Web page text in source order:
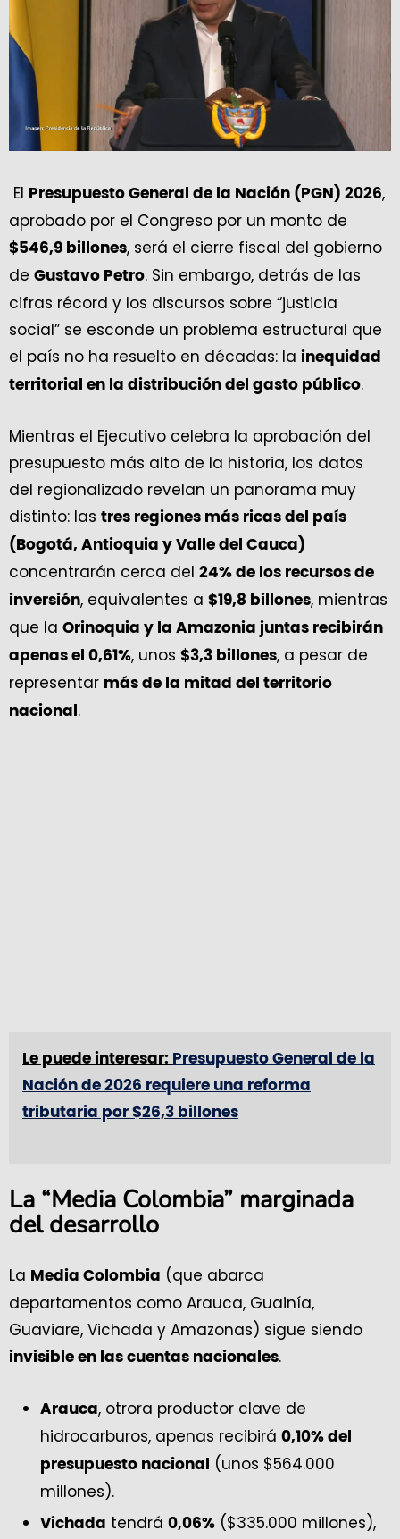
El Presupuesto General de la Nación (PGN) 2026,
aprobado por el Congreso por un monto de
$546,9 billones, será el cierre fiscal del gobierno
de Gustavo Petro. Sin embargo, detrás de las
cifras récord y los discursos sobre “justicia
social” se esconde un problema estructural que
el país no ha resuelto en décadas: la inequidad
territorial en la distribución del gasto público.
Mientras el Ejecutivo celebra la aprobación del
presupuesto más alto de la historia, los datos
del regionalizado revelan un panorama muy
distinto: las tres regiones más ricas del país
(Bogotá, Antioquia y Valle del Cauca)
concentrarán cerca del 24% de los recursos de
inversión, equivalentes a $19,8 billones, mientras
que la Orinoquia y la Amazonia juntas recibirán
apenas el 0,61%, unos $3,3 billones, a pesar de
representar más de la mitad del territorio
nacional .
Le puede interesar: Presupuesto General de la
Nación de 2026 requiere una reforma
tributaria por $26,3 billones
La “Media Colombia” marginada
del desarrollo
La Media Colombia (que abarca
departamentos como Arauca, Guainía,
Guaviare, Vichada y Amazonas) sigue siendo
invisible en las cuentas nacionales.
Arauca, otrora productor clave de
hidrocarburos, apenas recibirá 0,10% del
presupuesto nacional
(unos $564.000
millones).
Vichada tendrá 0,06% ($335.000 millones),